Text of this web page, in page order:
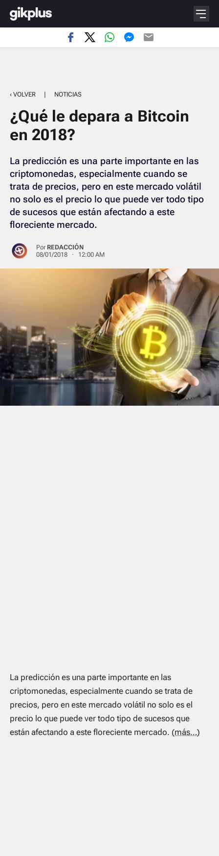
‹ VOLVER | NOTICIAS
¿Qué le depara a Bitcoin
en 2018?
La predicción es una parte importante en las
criptomonedas, especialmente cuando se
trata de precios, pero en este mercado volátil
no solo es el precio lo que puede ver todo tipo
de sucesos que están afectando a este
floreciente mercado.
Por REDACCIÓN
08/01/2018 · 12:00 AM
La predicción es una parte importante en las
criptomonedas, especialmente cuando se trata de
precios, pero en este mercado volátil no solo es el
precio lo que puede ver todo tipo de sucesos que
están afectando a este floreciente mercado. (más…)